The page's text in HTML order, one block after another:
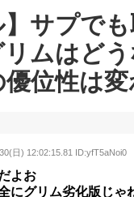
】サプで
ムはど
位性は
日) 12:02:15.81 ID:yfT5aNoi0
よお
にグリム劣化版じゃ